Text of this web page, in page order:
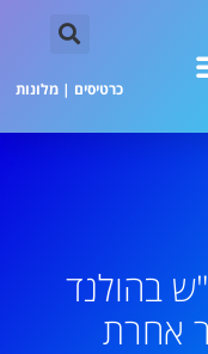
כרטיסים | מלונות
– סופ"ש בהולנד
אחרת